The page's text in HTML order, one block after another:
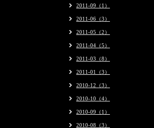
2011-09（1）
2011-06（3）
2011-05（2）
2011-04（5）
2011-03（8）
2011-01（3）
2010-12（3）
2010-10（4）
2010-09（1）
2010-08（3）